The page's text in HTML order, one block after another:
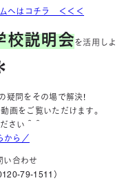
へはコチラ ＜＜＜
校説明会を活用しよ
疑問をその場で解決！
画をご覧いただけます。
さい＾＾
から／
い合わせ
79-1511）